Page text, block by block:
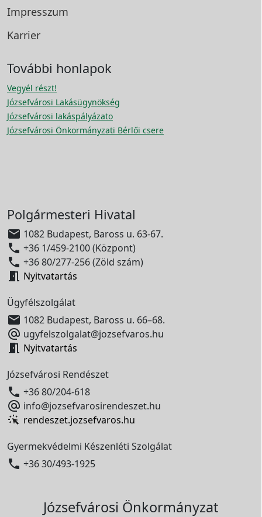
Impresszum
Karrier
További honlapok
Vegyél részt!
Józsefvárosi Lakásügynökség
Józsefvárosi lakáspályázato
Józsefvárosi Önkormányzati Bérlői csere
Polgármesteri Hivatal
 1082 Budapest, Baross u. 63-67.
 +36 1/459-2100 (Központ)
 +36 80/277-256 (Zöld szám)
 Nyitvatartás
Ügyfélszolgálat
 1082 Budapest, Baross u. 66–68.
 ugyfelszolgalat@jozsefvaros.hu
 Nyitvatartás
Józsefvárosi Rendészet
 +36 80/204-618
 info@jozsefvarosirendeszet.hu
rendeszet.jozsefvaros.hu
Gyermekvédelmi Készenléti Szolgálat
 +36 30/493-1925
Józsefvárosi Önkormányzat